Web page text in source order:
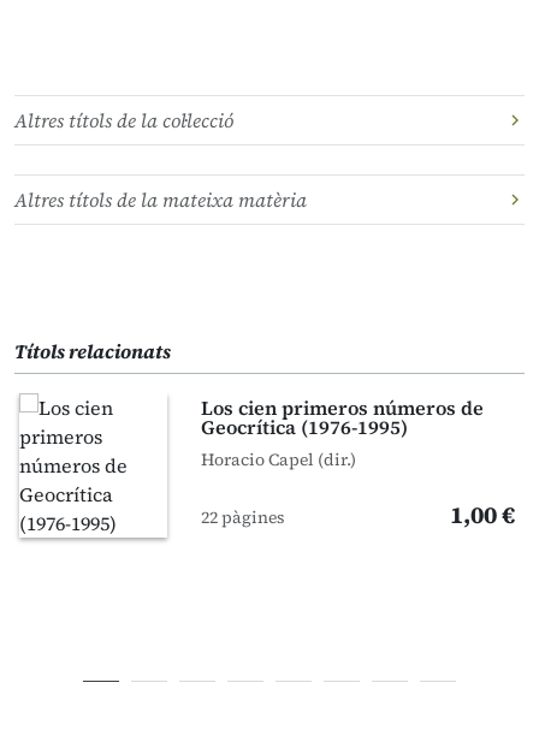
Altres títols de la col·lecció
Altres títols de la mateixa matèria
Títols relacionats
Los cien primeros números de
Geocrítica (1976-1995)
Horacio Capel (dir.)
22 pàgines 1,00 €